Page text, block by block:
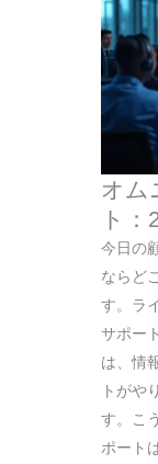
オム
ト
今日の
ならど
す。ラ
サポー
は、情
トがや
す。こ
ポート